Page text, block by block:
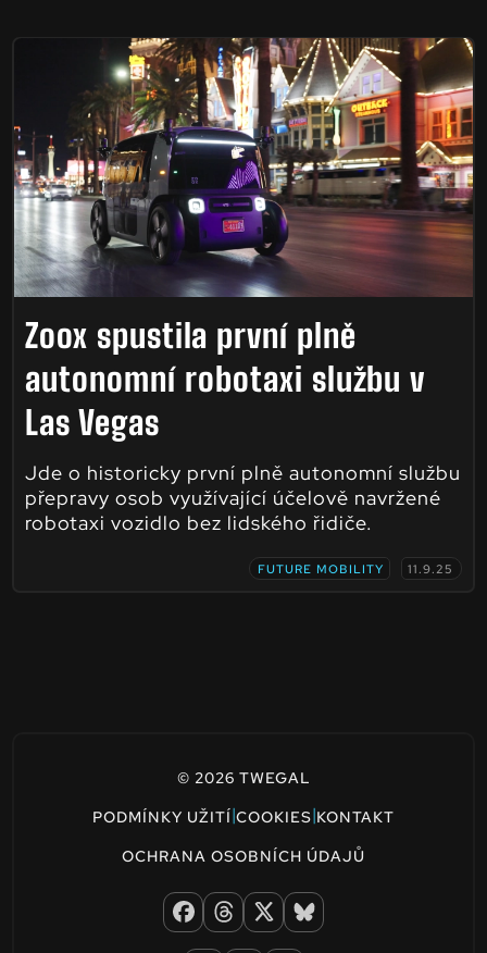
Zoox spustila první plně
autonomní robotaxi službu v
Las Vegas
Jde o historicky první plně autonomní službu
přepravy osob využívající účelově navržené
robotaxi vozidlo bez lidského řidiče.
FUTURE MOBILITY 11.9.25
© 2026 TWEGAL
PODMÍNKY UŽITÍ|COOKIES|KONTAKT
OCHRANA OSOBNÍCH ÚDAJŮ